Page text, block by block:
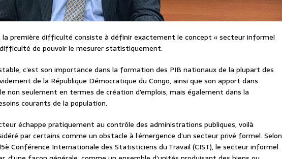
la première difficulté consiste à définir exactement le concept « secteur informel
de pouvoir le mesurer statistiquement.
c’est son importance dans la formation des PIB nationaux de la plupart des
de la République Démocratique du Congo, ainsi que son apport dans
non seulement en termes de création d’emplois, mais également dans la
courants de la population.
échappe pratiquement au contrôle des administrations publiques, voilà
par certains comme un obstacle à l’émergence d’un secteur privé formel. Selon
Conférence Internationale des Statisticiens du Travail (CIST), le secteur informel